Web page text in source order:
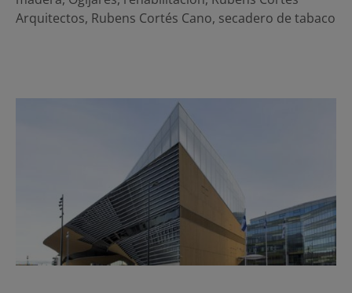
Arquitectos, Rubens Cortés Cano, secadero de tabaco